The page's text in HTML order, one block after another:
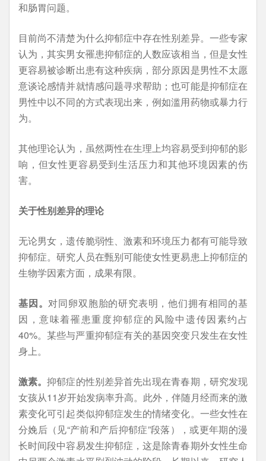
和肠胃问题。
目前尚不清楚为什么抑郁症中存在性别差异。一些专家
认为，其实男女罹患抑郁症的人数应该相当，但是女性
更容易被诊断出患有这种疾病，部分原因是男性不太愿
意谈论感情并就情感问题寻求帮助；也可能是抑郁症在
男性中以不同的方式表现出来，例如滥用药物或暴力行
为。
其他理论认为，虽然两性在生理上均容易受到抑郁的影
响，但女性更容易受到生活压力和其他环境因素的伤
害。
关于性别差异的理论
无论男女，遗传脆弱性、激素和环境压力都有可能导致
抑郁症。研究人员在甄别可能使女性更易患上抑郁症的
生物学因素方面，成果有限。
基因。对同卵双胞胎的研究表明，他们拥有相同的基
因，意味着罹患重度抑郁症的风险中遗传因素约占
40%。某些与严重抑郁症有关的基因突变只发生在女性
身上。
激素。抑郁症的性别差异首先出现在青春期，研究发现
女孩从11岁开始发病率升高。此外，伴随月经而来的激
素变化可引起类似抑郁症发生的情绪变化。一些女性在
分娩后（见“产前和产后抑郁症”段落），或更年期的漫
长时间段中容易发生抑郁症，这是除青春期外女性生命